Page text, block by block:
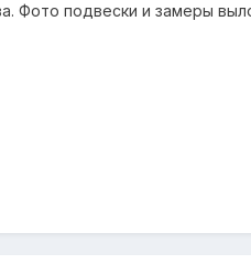
Фото подвески и замеры